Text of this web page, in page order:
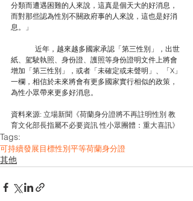
分類而遭遇困難的人來說，這真是個天大的好消息，
而對那些認為性別不關政府事的人來說，這也是好消
息。」
近年，越來越多國家承認「第三性別」，出世
紙、駕駛執照、身份證、護照等身份證明文件上將會
增加「第三性別」，或者「未確定或未聲明」、「X」
一欄，相信於未來將會有更多國家實行相似的政策，
為性小眾帶來更多好消息。
資料來源: 立場新聞《荷蘭身分證將不再註明性別 教
育文化部長指屬不必要資訊 性小眾團體：重大喜訊》
Tags:
可持續發展目標性別平等荷蘭身分證
其他